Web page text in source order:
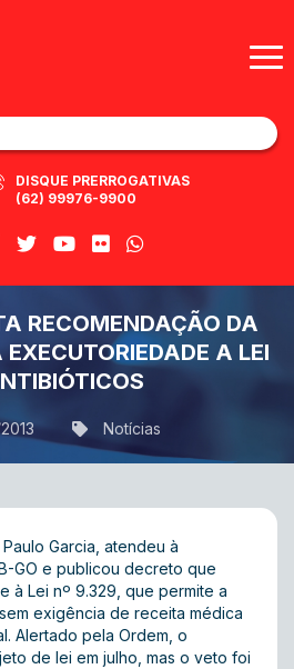
DISQUE PRERROGATIVAS
(62) 99976-9900
RECOMENDAÇÃO DA
A LEI
Notícias
Garcia, atendeu à
GO e publicou decreto que
à Lei nº 9.329, que permite a
exigência de receita médica
Alertado pela Ordem, o
de lei em julho, mas o veto foi